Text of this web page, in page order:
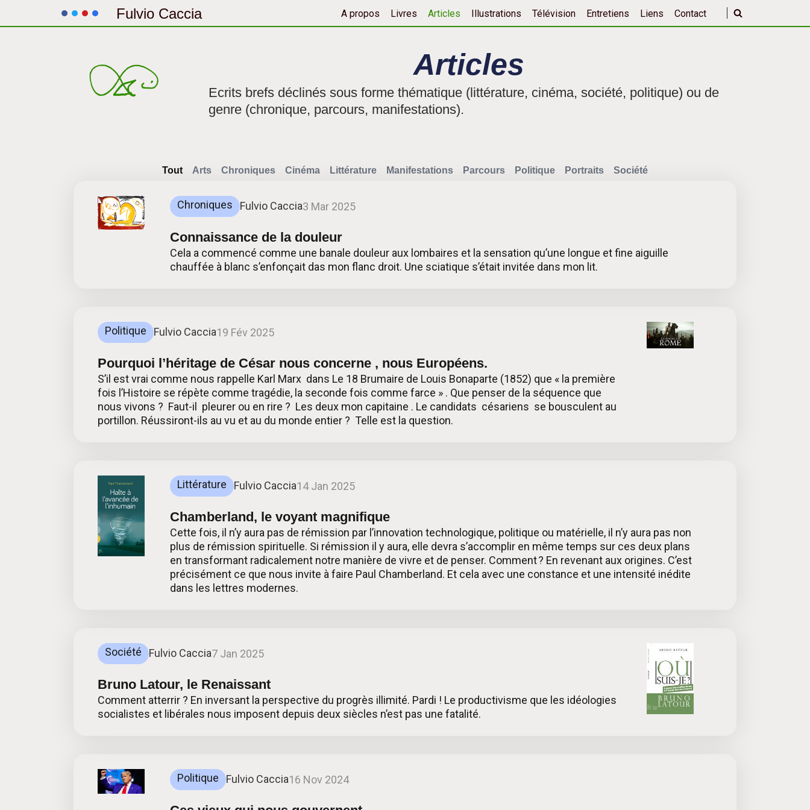
Fulvio Caccia A propos Livres Articles Illustrations Télévision Entretiens Liens Contact
Articles
Ecrits brefs déclinés sous forme thématique (littérature, cinéma, société, politique) ou de
genre (chronique, parcours, manifestations).
Arts Chroniques Cinéma Littérature Manifestations Parcours Politique Portraits Société
Tout
Chroniques Fulvio Caccia3 Mar 2025
Connaissance de la douleur
Cela a commencé comme une banale douleur aux lombaires et la sensation qu’une longue et fine aiguille
chauffée à blanc s’enfonçait das mon flanc droit. Une sciatique s’était invitée dans mon lit.
Politique Fulvio Caccia19 Fév 2025
Pourquoi l’héritage de César nous concerne , nous Européens.
S’il est vrai comme nous rappelle Karl Marx dans Le 18 Brumaire de Louis Bonaparte (1852) que « la première
fois l’Histoire se répète comme tragédie, la seconde fois comme farce » . Que penser de la séquence que
nous vivons ? Faut-il pleurer ou en rire ? Les deux mon capitaine . Le candidats césariens se bousculent au
portillon. Réussiront-ils au vu et au du monde entier ? Telle est la question.
Littérature Fulvio Caccia14 Jan 2025
Chamberland, le voyant magnifique
Cette fois, il n’y aura pas de rémission par l’innovation technologique, politique ou matérielle, il n’y aura pas non
plus de rémission spirituelle. Si rémission il y aura, elle devra s’accomplir en même temps sur ces deux plans
en transformant radicalement notre manière de vivre et de penser. Comment ? En revenant aux origines. C’est
précisément ce que nous invite à faire Paul Chamberland. Et cela avec une constance et une intensité inédite
dans les lettres modernes.
Société Fulvio Caccia7 Jan 2025
Bruno Latour, le Renaissant
Comment atterrir ? En inversant la perspective du progrès illimité. Pardi ! Le productivisme que les idéologies
socialistes et libérales nous imposent depuis deux siècles n’est pas une fatalité.
Politique Fulvio Caccia16 Nov 2024